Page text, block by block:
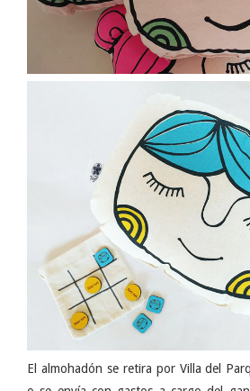
El almohadón se retira por Villa del